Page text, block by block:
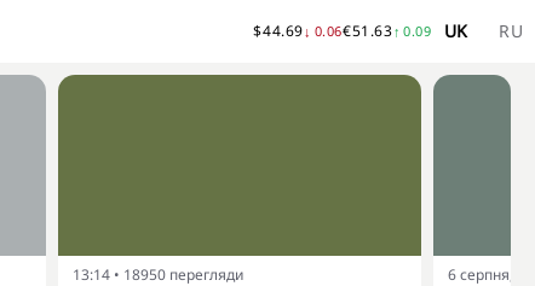
$44.69↓ 0.06€51.63↑ 0.09 UK RU
13:14 • 18950 перегляди 6 серпня,